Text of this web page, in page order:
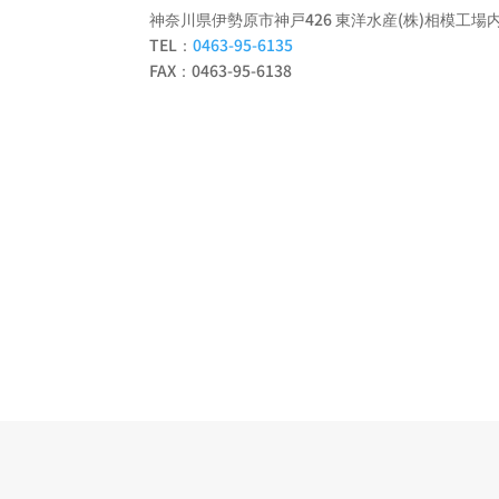
神奈川県伊勢原市神戸426 東洋水産(株)相模工場
TEL：0463-95-6135
FAX：0463-95-6138